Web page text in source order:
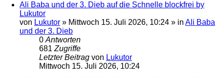
Ali Baba und der 3. Dieb auf die Schnelle blockfrei by
Lukutor
von Lukutor » Mittwoch 15. Juli 2026, 10:24 » in Ali Baba
und der 3. Dieb
0 Antworten
681 Zugriffe
Letzter Beitrag von Lukutor
Mittwoch 15. Juli 2026, 10:24